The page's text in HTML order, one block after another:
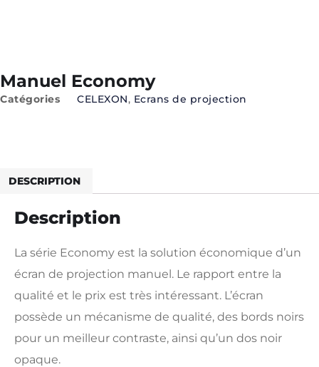
Manuel Economy
Catégories CELEXON, Ecrans de projection
DESCRIPTION
Description
La série Economy est la solution économique d’un
écran de projection manuel. Le rapport entre la
qualité et le prix est très intéressant. L’écran
possède un mécanisme de qualité, des bords noirs
pour un meilleur contraste, ainsi qu’un dos noir
opaque.